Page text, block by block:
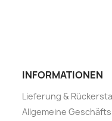
INFORMATIONEN
Lieferung &
Allgemeine